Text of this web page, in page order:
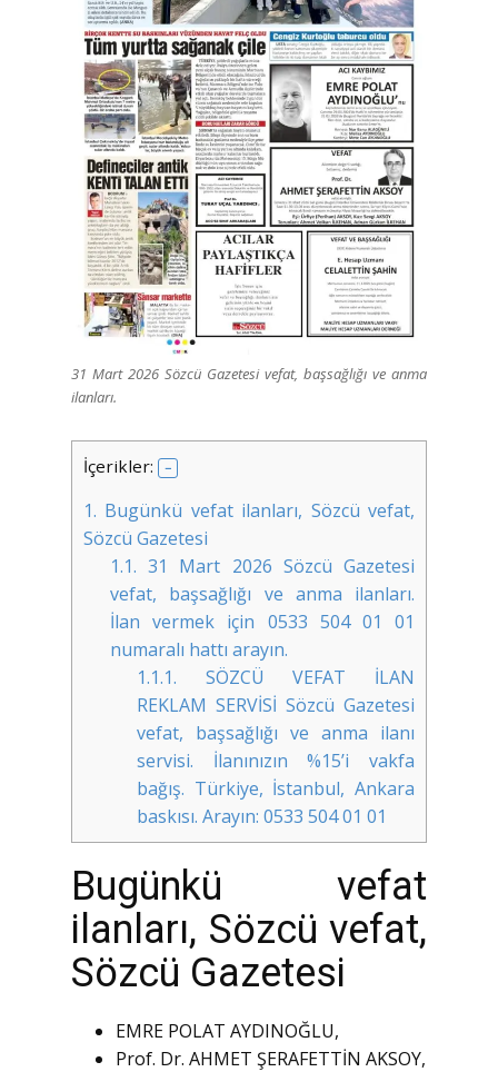
31 Mart 2026 Sözcü Gazetesi vefat, başsağlığı ve anma
ilanları.
İçerikler:
1. Bugünkü vefat ilanları, Sözcü vefat,
Sözcü Gazetesi
1.1. 31 Mart 2026 Sözcü Gazetesi
vefat, başsağlığı ve anma ilanları.
İlan vermek için 0533 504 01 01
numaralı hattı arayın.
1.1.1. SÖZCÜ VEFAT İLAN
REKLAM SERVİSİ Sözcü Gazetesi
vefat, başsağlığı ve anma ilanı
servisi. İlanınızın %15’i vakfa
bağış. Türkiye, İstanbul, Ankara
baskısı. Arayın: 0533 504 01 01
Bugünkü vefat
ilanları, Sözcü vefat,
Sözcü Gazetesi
EMRE POLAT AYDINOĞLU,
Prof. Dr. AHMET ŞERAFETTİN AKSOY,